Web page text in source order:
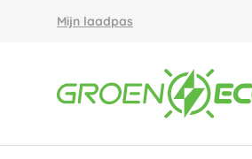
Mijn laadpas